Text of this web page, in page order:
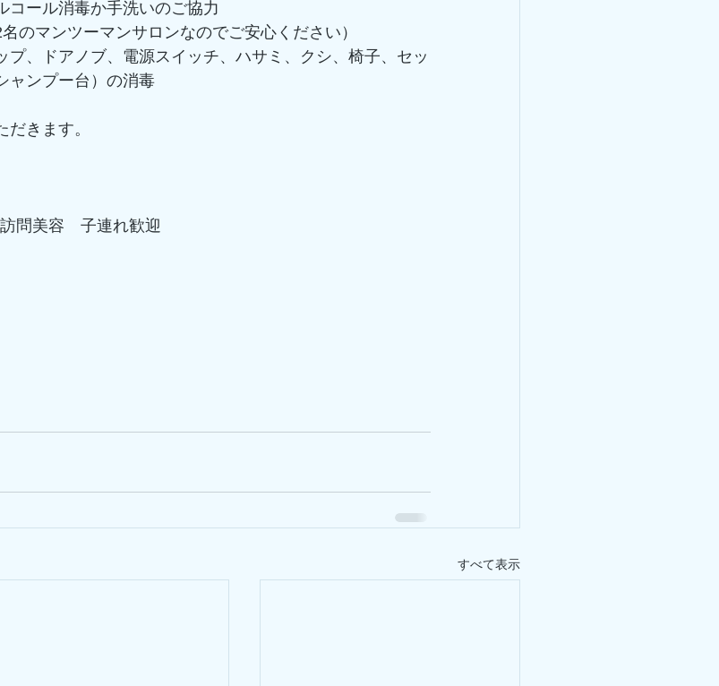
ール消毒か手洗いのご協力
のマンツーマンサロンなのでご安心ください）
、ドアノブ、電源スイッチ、ハサミ、クシ、椅子、セッ
ャンプー台）の消毒
きます。
問美容　子連れ歓迎
すべて表示